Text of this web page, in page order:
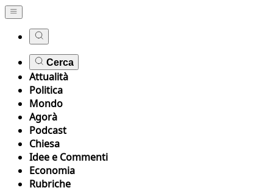
Cerca
Attualità
Politica
Mondo
Agorà
Podcast
Chiesa
Idee e Commenti
Economia
Rubriche